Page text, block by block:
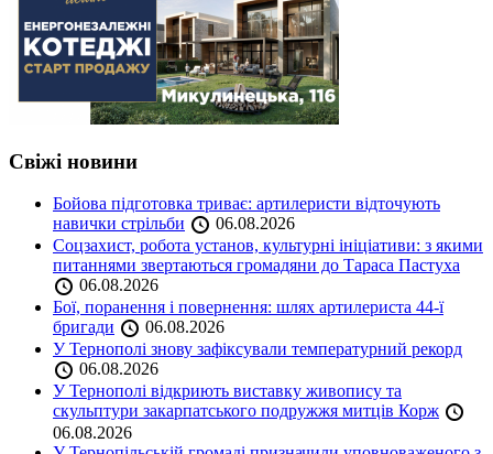
Свіжі новини
Бойова підготовка триває: артилеристи відточують
навички стрільби
06.08.2026
Соцзахист, робота установ, культурні ініціативи: з якими
питаннями звертаються громадяни до Тараса Пастуха
06.08.2026
Бої, поранення і повернення: шлях артилериста 44-ї
бригади
06.08.2026
У Тернополі знову зафіксували температурний рекорд
06.08.2026
У Тернополі відкриють виставку живопису та
скульптури закарпатського подружжя митців Корж
06.08.2026